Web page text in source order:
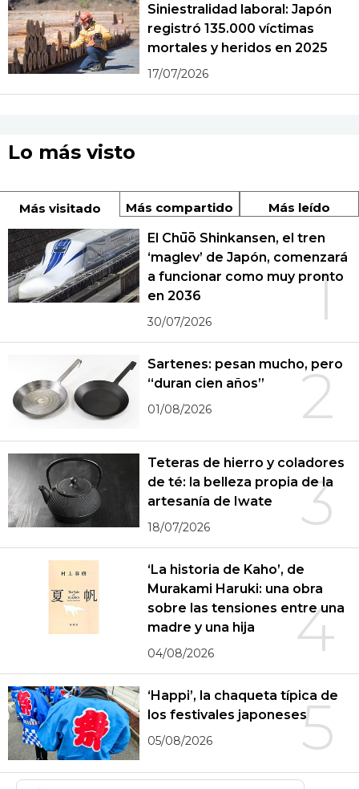
Siniestralidad laboral: Japón
registró 135.000 víctimas
mortales y heridos en 2025
17/07/2026
Lo más visto
Más visitado Más compartido Más leído
1
El Chūō Shinkansen, el tren
‘maglev’ de Japón, comenzará
a funcionar como muy pronto
en 2036
30/07/2026
2
Sartenes: pesan mucho, pero
“duran cien años”
01/08/2026
3
Teteras de hierro y coladores
de té: la belleza propia de la
artesanía de Iwate
18/07/2026
4
‘La historia de Kaho’, de
Murakami Haruki: una obra
sobre las tensiones entre una
madre y una hija
04/08/2026
5
‘Happi’, la chaqueta típica de
los festivales japoneses
05/08/2026